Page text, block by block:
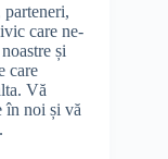
care ne-
și
care
Vă
în noi și vă